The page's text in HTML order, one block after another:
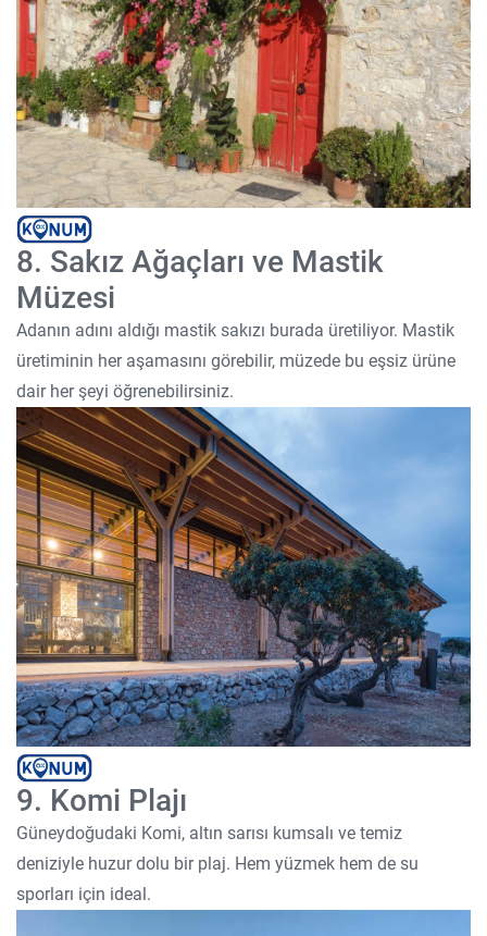
8. Sakız Ağaçları ve Mastik
Müzesi
Adanın adını aldığı mastik sakızı burada üretiliyor. Mastik
üretiminin her aşamasını görebilir, müzede bu eşsiz ürüne
dair her şeyi öğrenebilirsiniz.
9. Komi Plajı
Güneydoğudaki Komi, altın sarısı kumsalı ve temiz
deniziyle huzur dolu bir plaj. Hem yüzmek hem de su
sporları için ideal.